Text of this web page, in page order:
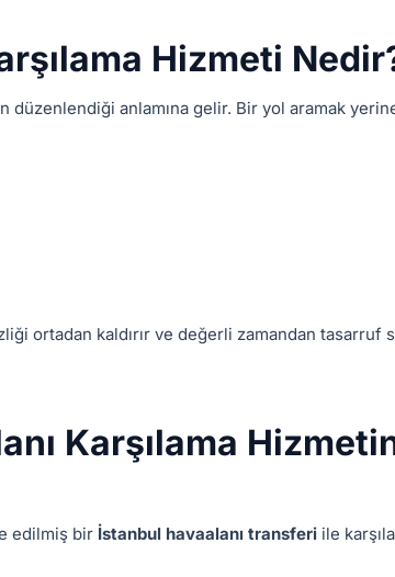
Hizmeti
düzenlendiği anlamına gelir. Bir yol aramak
ortadan kaldırır ve değerli zamandan tasarruf
Karşılama
edilmiş bir İstanbul havaalanı transferi ile